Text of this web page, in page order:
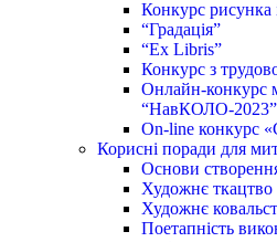
Конкурс рисунка
“Градація”
“Ex Libris”
Конкурс з
Онлайн-конкурс
“НавКОЛО-2023”
On-line конкурс
Корисні поради для
Основи
Художнє ткацтво
Художнє
Поетапність